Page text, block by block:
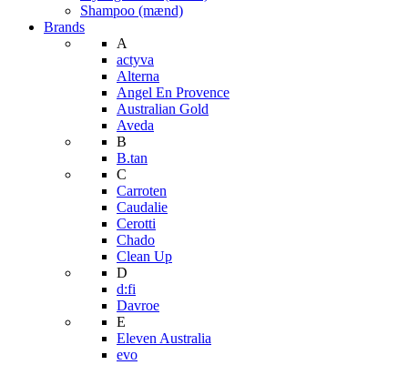
Shampoo (mænd)
Brands
A
actyva
Alterna
Angel En Provence
Australian Gold
Aveda
B
B.tan
C
Carroten
Caudalie
Cerotti
Chado
Clean Up
D
d:fi
Davroe
E
Eleven Australia
evo